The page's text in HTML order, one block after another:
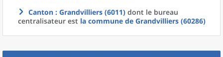
Canton : Grandvilliers (6011) dont le bureau
centralisateur est la commune de Grandvilliers (60286)